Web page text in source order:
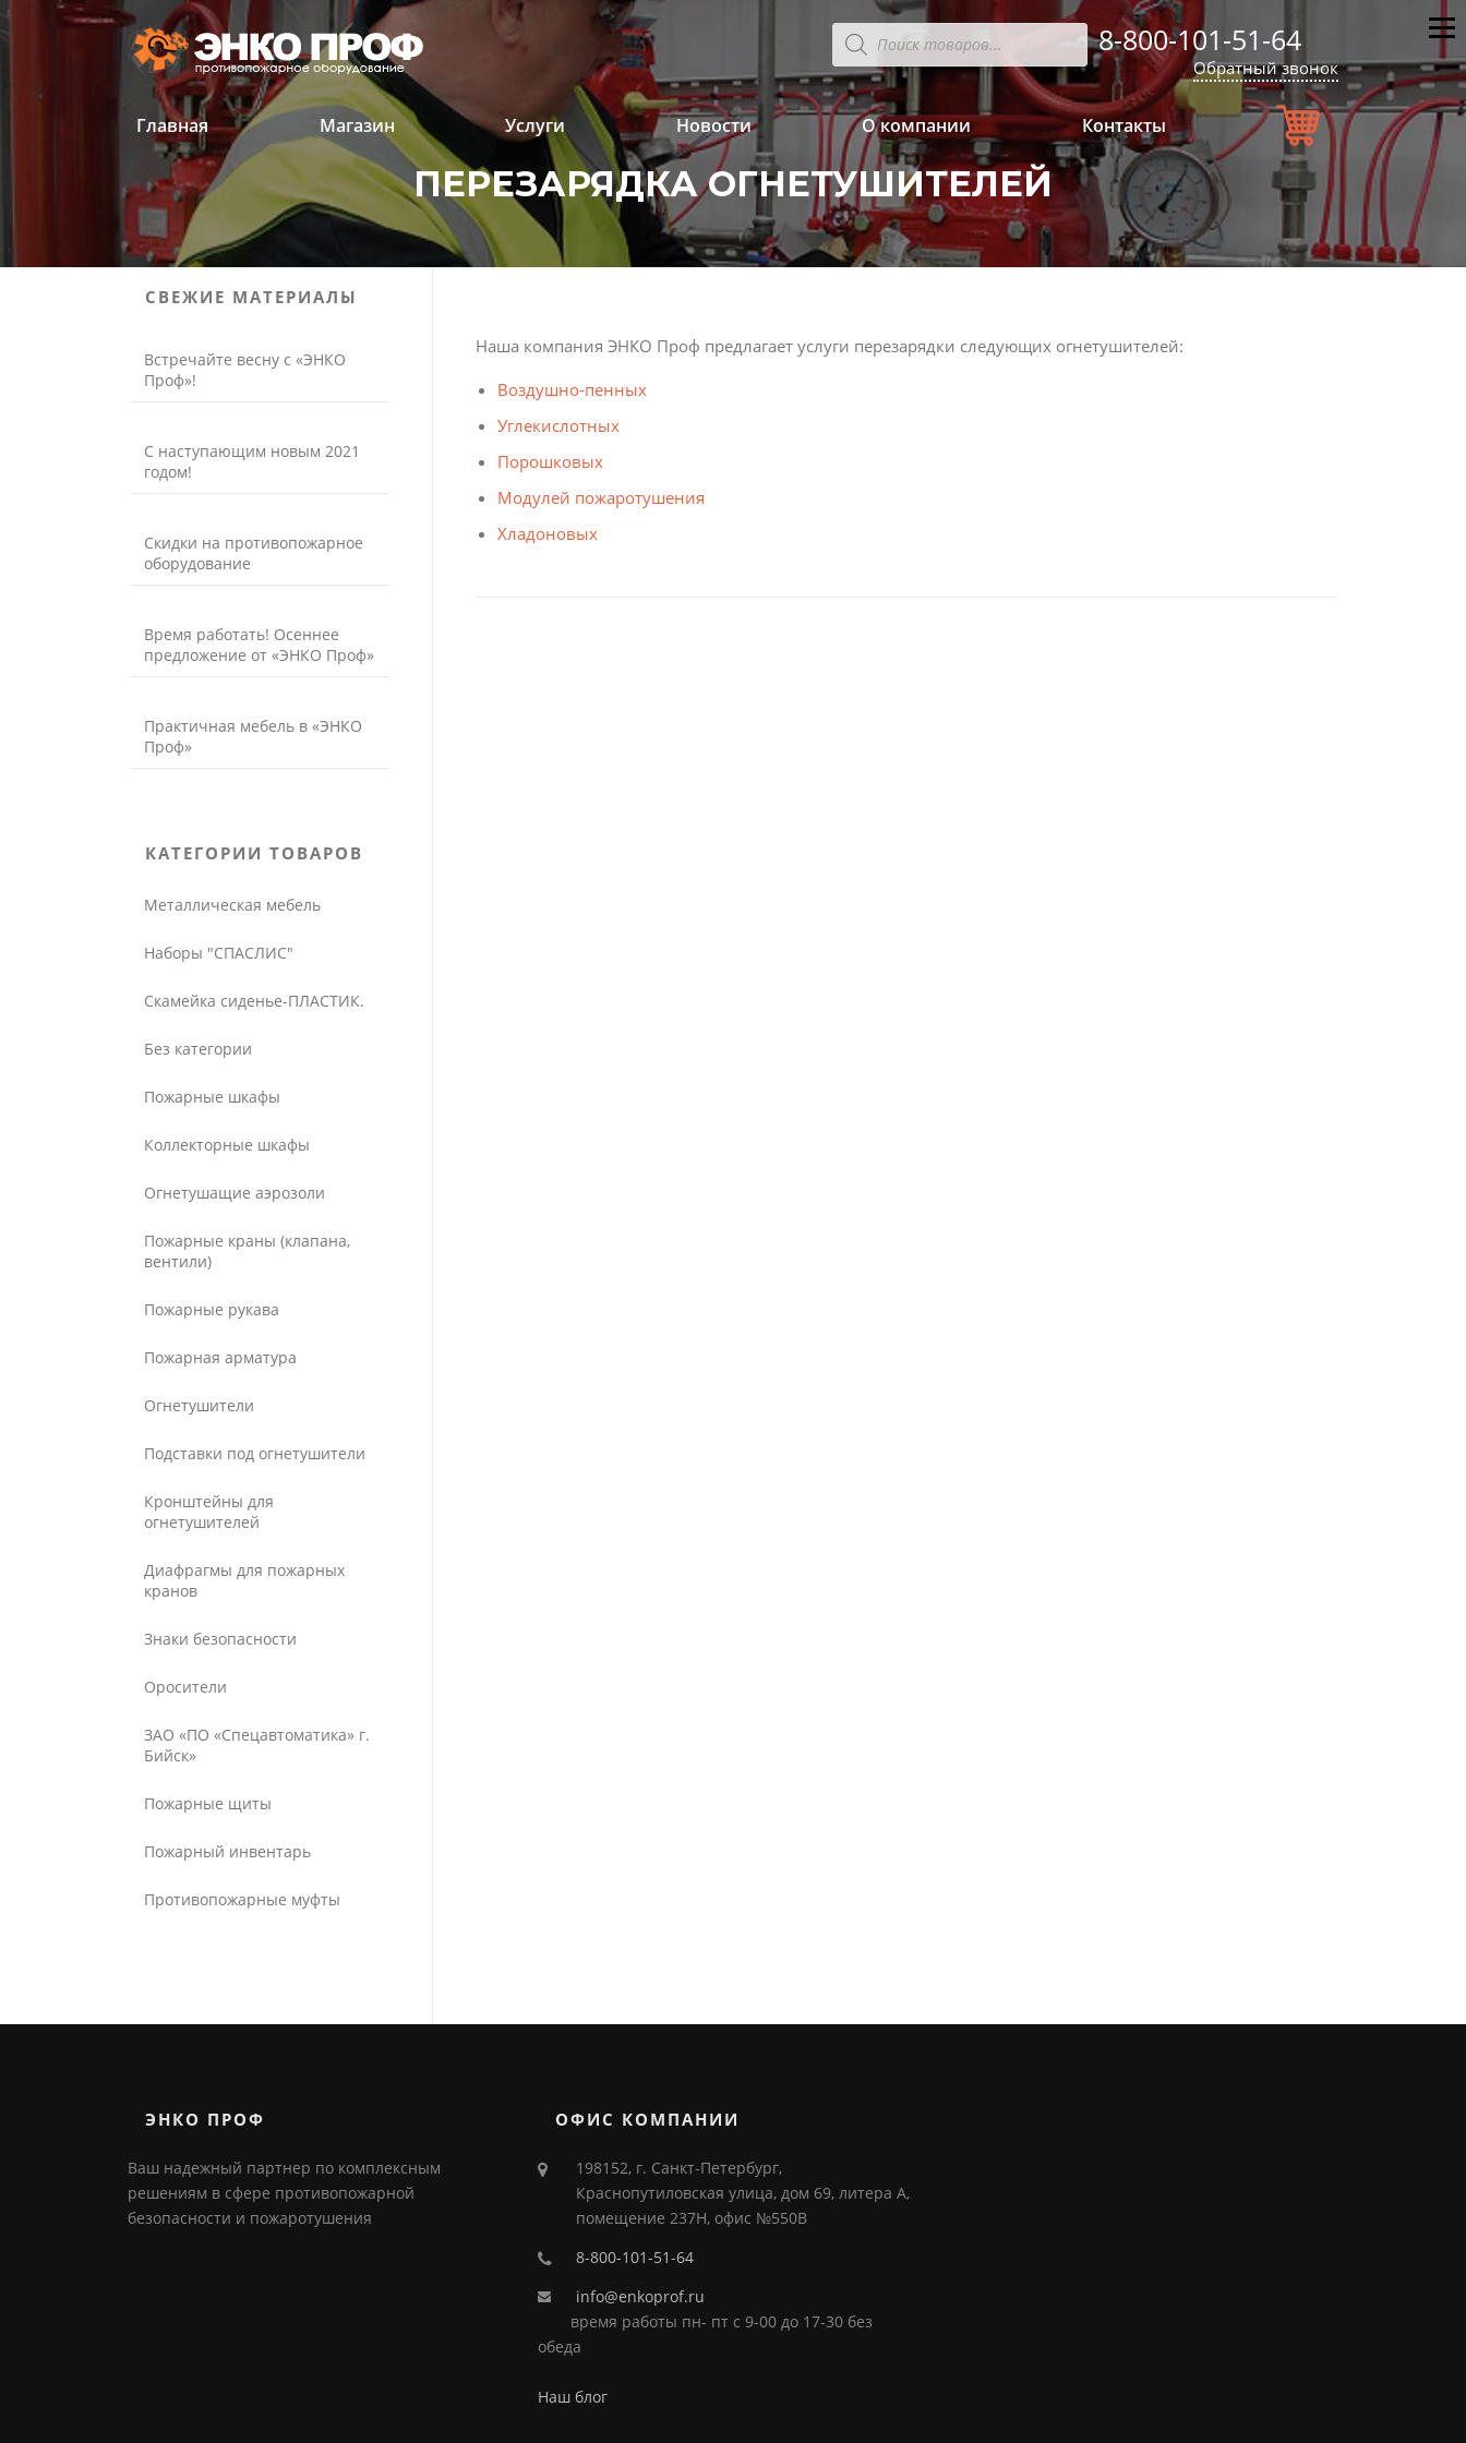
Перейти
к
Поиск
товаров 8-800-101-51-64
Обратный звонок
Главная Магазин Услуги Новости О компании Контакты
ПЕРЕЗАРЯДКА ОГНЕТУШИТЕЛЕЙ
'
Наша компания ЭНКО Проф предлагает услуги перезарядки следующих огнетушителей:
Воздушно-пенных
Углекислотных
Порошковых
Модулей пожаротушения
Хладоновых
СВЕЖИЕ МАТЕРИАЛЫ
Встречайте весну с «ЭНКО
Проф»!
С наступающим новым 2021
годом!
Скидки на противопожарное
оборудование
Время работать! Осеннее
предложение от «ЭНКО Проф»
Практичная мебель в «ЭНКО
Проф»
КАТЕГОРИИ ТОВАРОВ
Металлическая мебель
Наборы "СПАСЛИС"
Скамейка сиденье-ПЛАСТИК.
Без категории
Пожарные шкафы
Коллекторные шкафы
Огнетушащие аэрозоли
Пожарные краны (клапана,
вентили)
Пожарные рукава
Пожарная арматура
Огнетушители
Подставки под огнетушители
Кронштейны для
огнетушителей
Диафрагмы для пожарных
кранов
Знаки безопасности
Оросители
ЗАО «ПО «Спецавтоматика» г.
Бийск»
Пожарные щиты
Пожарный инвентарь
Противопожарные муфты
ЭНКО ПРОФ
Ваш надежный партнер по комплексным
решениям в сфере противопожарной
безопасности и пожаротушения
ОФИС КОМПАНИИ
198152, г. Санкт-Петербург,
Краснопутиловская улица, дом 69, литера А,
помещение 237Н, офис №550В
8-800-101-51-64
info@enkoprof.ru
время работы пн- пт с 9-00 до 17-30 без
обеда
Наш блог